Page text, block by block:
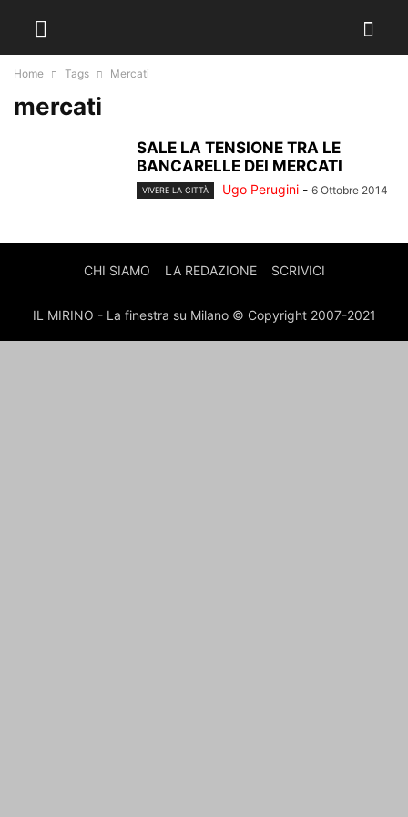
Home Tags Mercati
mercati
SALE LA TENSIONE TRA LE
BANCARELLE DEI MERCATI
VIVERE LA CITTÀ Ugo Perugini - 6 Ottobre 2014
CHI SIAMO LA REDAZIONE SCRIVICI
IL MIRINO - La finestra su Milano © Copyright 2007-2021